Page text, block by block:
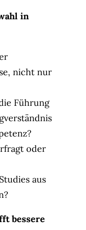
in
nicht nur
Führung
oder
aus
bessere